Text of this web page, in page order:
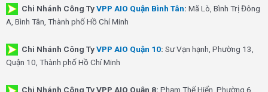
Chi Nhánh Công TyVPP AIO Quận Bình Tân: Mã Lò, Bình Trị Đông
A, Bình Tân, Thành phố Hồ Chí Minh
Chi Nhánh Công TyVPP AIO Quận 10: Sư Vạn hạnh, Phường 13,
Quận 10, Thành phố Hồ Chí Minh
Chi Nhánh Công Ty VPP AIO Quận 8: Phạm Thế Hiển, Phường 6,